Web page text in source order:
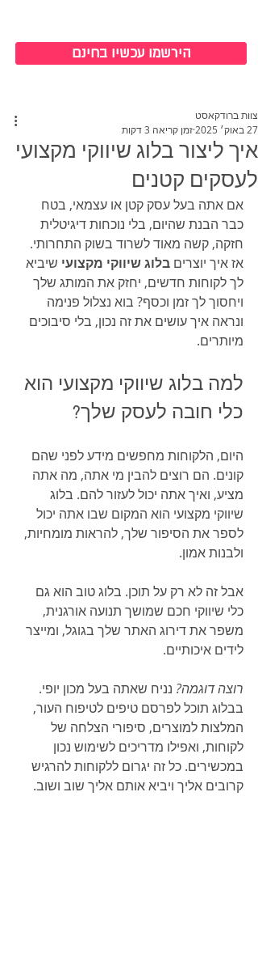
הירשמו עכשיו בחינם
איך ליצור בלוג שיווקי מקצועי
לעסקים קטנים
צוות ברודקאסט
27 באוק׳ 2025
זמן קריאה 3 דקות
אם אתה בעל עסק קטן או עצמאי, בטח
כבר הבנת שהיום, בלי נוכחות דיגיטלית
חזקה, קשה מאוד לשרוד בשוק התחרותי.
אז איך יוצרים בלוג שיווקי מקצועי שיביא
לך לקוחות חדשים, יחזק את המותג שלך
ויחסוך לך זמן וכסף? בוא נצלול פנימה
ונראה איך עושים את זה נכון, בלי סיבוכים
מיותרים.
למה בלוג שיווקי מקצועי הוא
כלי חובה לעסק שלך?
היום, הלקוחות מחפשים מידע לפני שהם
קונים. הם רוצים להבין מי אתה, מה אתה
מציע, ואיך אתה יכול לעזור להם. בלוג
שיווקי מקצועי הוא המקום שבו אתה יכול
לספר את הסיפור שלך, להראות מומחיות,
ולבנות אמון.
אבל זה לא רק על תוכן. בלוג טוב הוא גם
כלי שיווקי חכם שמושך תנועה אורגנית,
משפר את דירוג האתר שלך בגוגל, ומייצר
לידים איכותיים.
רוצה דוגמה? נניח שאתה בעל מכון יופי.
בבלוג תוכל לפרסם טיפים לטיפוח העור,
המלצות למוצרים, סיפורי הצלחה של
לקוחות, ואפילו מדריכים לשימוש נכון
במכשירים. כל זה יגרום ללקוחות להרגיש
קרובים אליך ויביא אותם אליך שוב ושוב.